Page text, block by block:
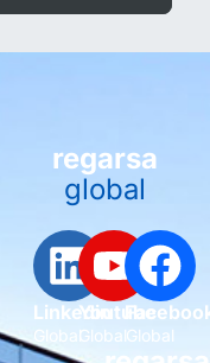
regarsa
global
Linkedin
Global
Youtube
GlobalGlobal